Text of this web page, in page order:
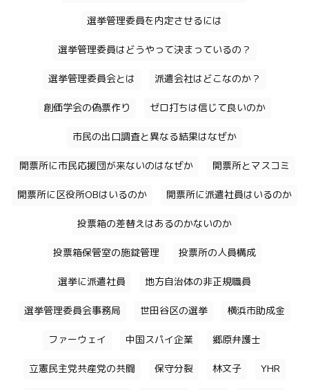
選挙管理委員を内定させるには
選挙管理委員はどうやって決まっているの？
選挙管理委員会とは 派遣会社はどこなのか？
創価学会の偽票作り ゼロ打ちは信じて良いのか
市民の出口調査と異なる結果はなぜか
開票所に市民応援団が来ないのはなぜか 開票所とマスコミ
開票所に区役所OBはいるのか 開票所に派遣社員はいるのか
投票箱の差替えはあるのかないのか
投票箱保管室の施錠管理 投票所の人員構成
選挙に派遣社員 地方自治体の非正規職員
選挙管理委員会事務局 世田谷区の選挙 横浜市助成金
ファーウェイ 中国スパイ企業 郷原弁護士
立憲民主党共産党の共闘 保守分裂 林文子 YHR